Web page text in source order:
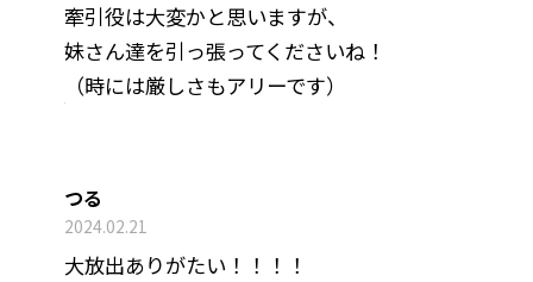
牽引役は大変かと思いますが、
妹さん達を引っ張ってくださいね！
（時には厳しさもアリーです）
つる
2024.02.21
大放出ありがたい！！！！